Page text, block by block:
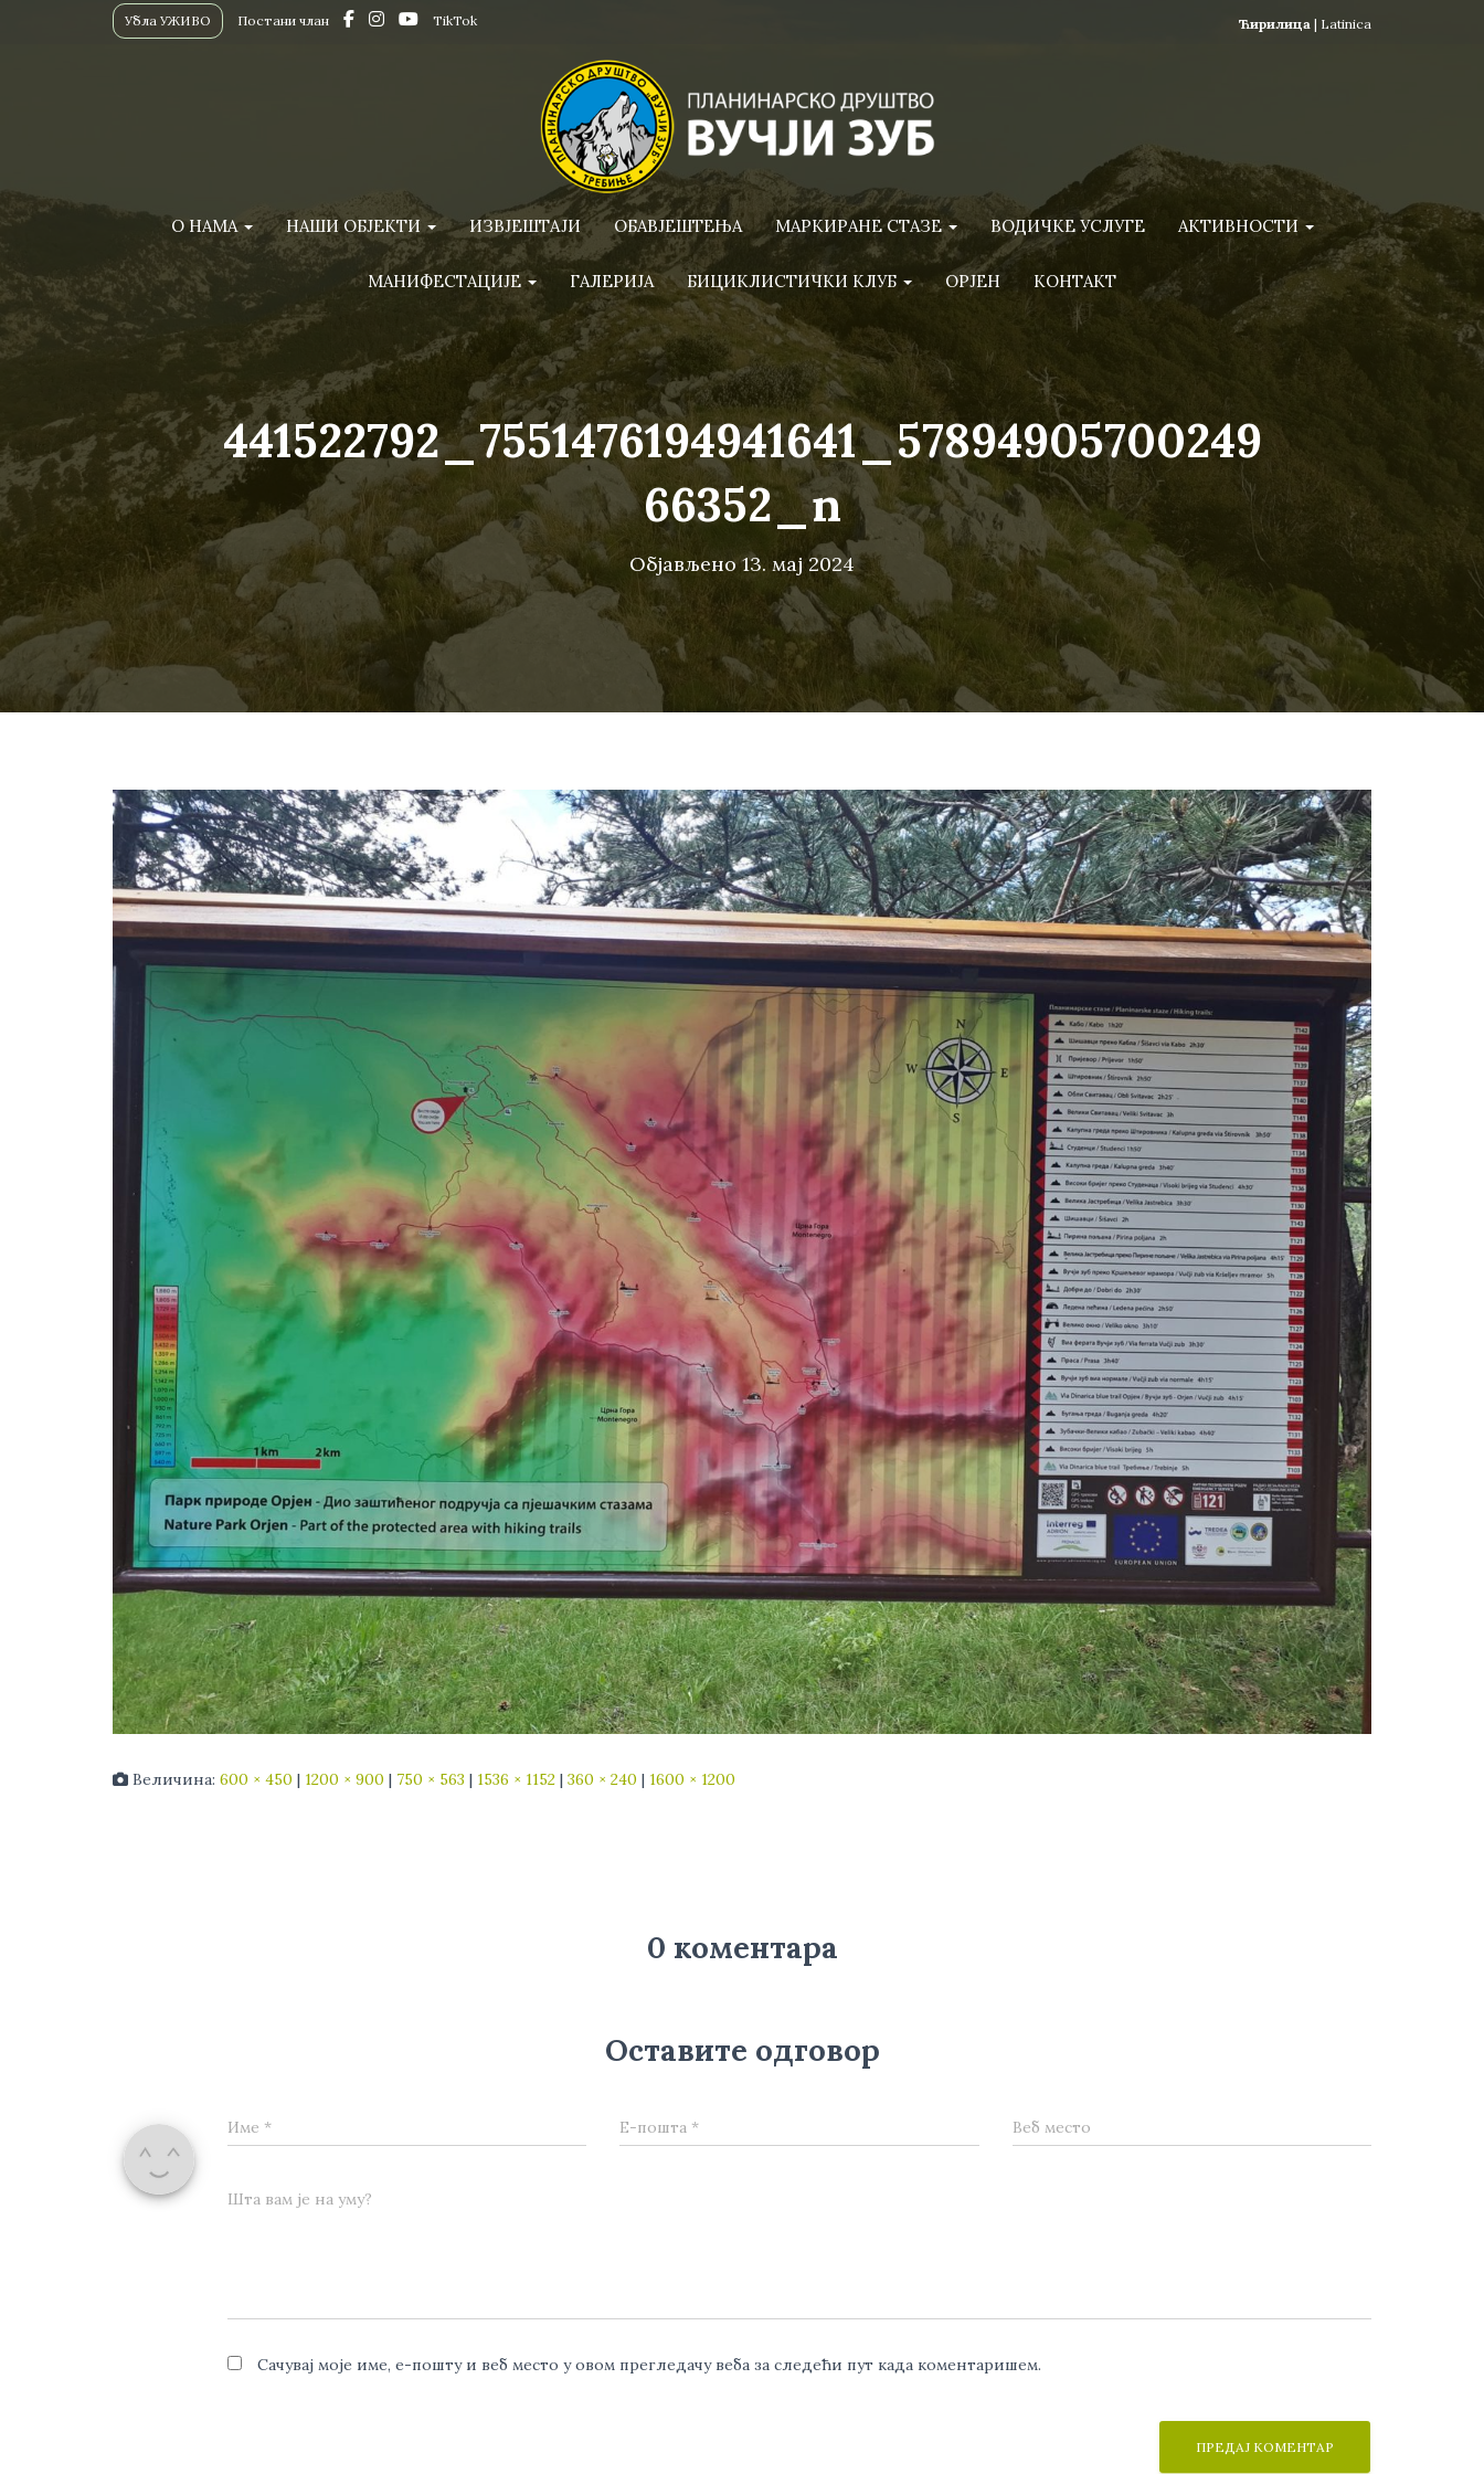
Ћирилица | Latinica
Убла УЖИВО Постани члан TikTok
О НАМА НАШИ ОБЈЕКТИ ИЗВЈЕШТАЈИ ОБАВЈЕШТЕЊА МАРКИРАНЕ СТАЗЕ ВОДИЧКЕ УСЛУГЕ АКТИВНОСТИ
МАНИФЕСТАЦИЈЕ ГАЛЕРИЈА БИЦИКЛИСТИЧКИ КЛУБ ОРЈЕН КОНТАКТ
441522792_7551476194941641_57894905700249
66352_n
Објављено13. мај 2024
Величина: 600 × 450 | 1200 × 900 | 750 × 563 | 1536 × 1152 | 360 × 240 | 1600 × 1200
0 коментара
Оставите одговор
Име * Е-пошта * Веб место
Шта вам је на уму?
Сачувај моје име, е-пошту и веб место у овом прегледачу веба за следећи пут када коментаришем.